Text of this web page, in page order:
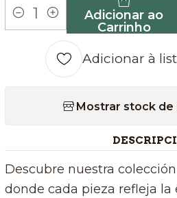
Quantidade
Adicionar ao
Carrinho
Adicionar à
Mostrar stock de
Descubre nuestra
donde cada pieza refleja la